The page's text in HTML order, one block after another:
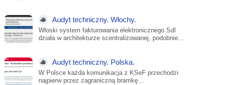
Audyt techniczny. Włochy.
Włoski system fakturowania elektronicznego SdI
działa w architekturze scentralizowanej, podobnie
Audyt techniczny. Polska.
W Polsce każda komunikacja z KSeF przechodzi
najpierw przez zagraniczną bramkę